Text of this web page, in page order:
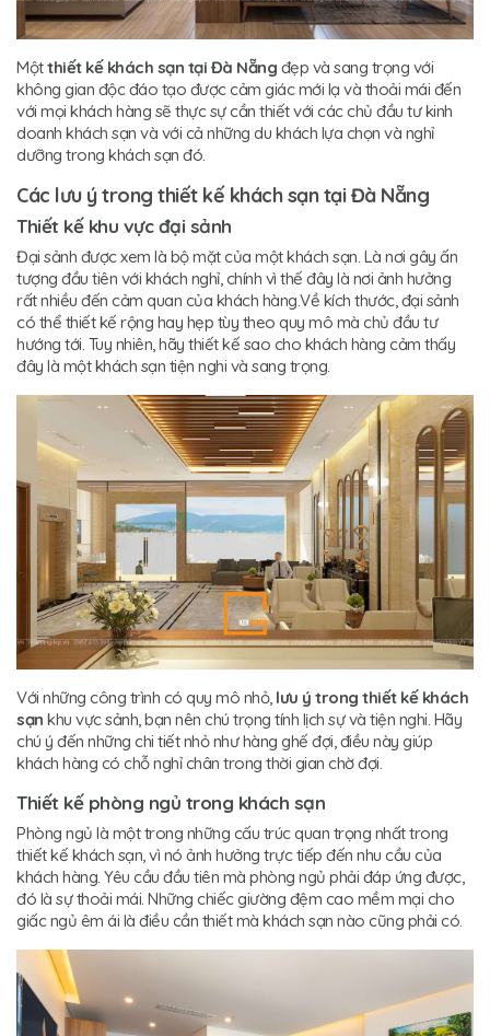
Mộtthiết kế khách sạn tại Đà Nẵng đẹp và sang trọng với
không gian độc đáo tạo được cảm giác mới lạ và thoải mái đến
với mọi khách hàng sẽ thực sự cần thiết với các chủ đầu tư kinh
doanh khách sạn và với cả những du khách lựa chọn và nghỉ
dưỡng trong khách sạn đó.
Các lưu ý trong thiết kế khách sạn tại Đà Nẵng
Thiết kế khu vực đại sảnh
Đại sảnh được xem là bộ mặt của một khách sạn. Là nơi gây ấn
tượng đầu tiên với khách nghỉ, chính vì thế đây là nơi ảnh hưởng
rất nhiều đến cảm quan của khách hàng.Về kích thước, đại sảnh
có thể thiết kế rộng hay hẹp tùy theo quy mô mà chủ đầu tư
hướng tới. Tuy nhiên, hãy thiết kế sao cho khách hàng cảm thấy
đây là một khách sạn tiện nghi và sang trọng.
Với những công trình có quy mô nhỏ, lưu ý trong thiết kế khách
sạn khu vực sảnh, bạn nên chú trọng tính lịch sự và tiện nghi. Hãy
chú ý đến những chi tiết nhỏ như hàng ghế đợi, điều này giúp
khách hàng có chỗ nghỉ chân trong thời gian chờ đợi.
Thiết kế phòng ngủ trong khách sạn
Phòng ngủ là một trong những cấu trúc quan trọng nhất trong
thiết kế khách sạn, vì nó ảnh hưởng trực tiếp đến nhu cầu của
khách hàng. Yêu cầu đầu tiên mà phòng ngủ phải đáp ứng được,
đó là sự thoải mái. Những chiếc giường đệm cao mềm mại cho
giấc ngủ êm ái là điều cần thiết mà khách sạn nào cũng phải có.